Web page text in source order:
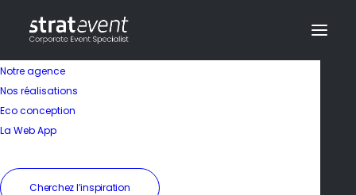
Notre agence
Nos réalisations
Eco conception
La Web App
Cherchez l’inspiration
Une ville au charme
Belle Époque